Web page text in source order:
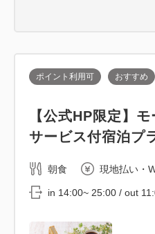
ポイント利用可 おすすめ
【公式HP限定】
サービス付宿泊プ
朝食 現地払い・
in 14:00~ 25:00 / out